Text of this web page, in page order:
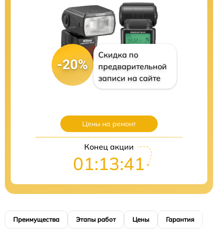
-20%
Скидка по
предварительной
записи на сайте
Цены на ремонт
Конец акции
01:13:40
Преимущества Этапы работ Цены Гарантия